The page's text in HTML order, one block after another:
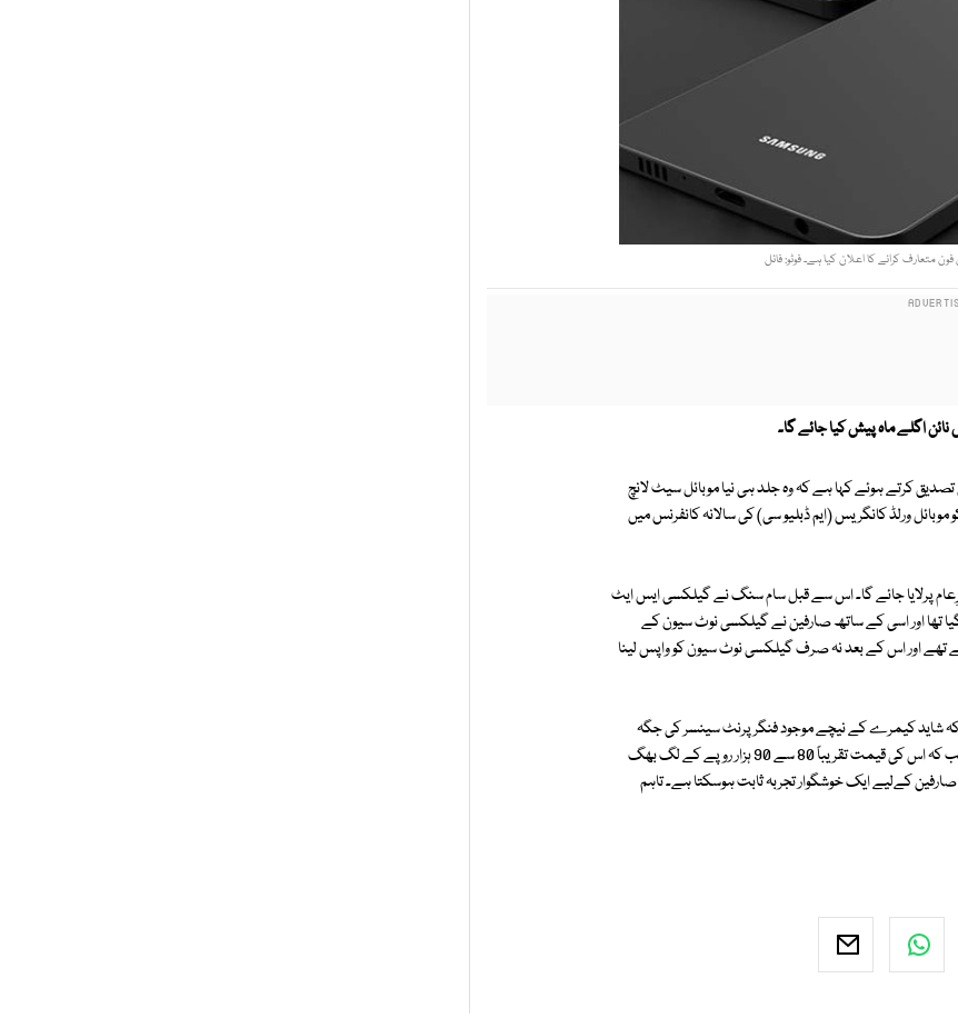
متعارف کرانے کا اعلان کیا ہے۔ فوٹو: فائل
اگلے ماہ پیش کیا جائے گا۔
کرتے ہوئے کہا ہے کہ وہ جلد ہی نیا موبائل سیٹ لانچ
ورلڈ کانگریس (ایم ڈبلیو سی) کی سالانہ کانفرنس میں
پرلایا جائے گا۔ اس سے قبل سام سنگ نے گیلکسی ایس ایٹ
تھا اور اسی کے ساتھ صارفین نے گیلکسی نوٹ سیون کے
تھے اور اس کے بعد نہ صرف گیلکسی نوٹ سیون کو واپس لینا
شاید کیمرے کے نیچے موجود فنگر پرنٹ سینسر کی جگہ
تبدیل کی جائے گی جو صارفین کو پریشان کررہی ہے اور اسے بہتر جگہ لگایا جائے گا جب کہ اس کی قیمت تقریباً 80 سے 90 ہزار روپے کے لگ بھگ
ہے جو کئی لحاظ سے صارفین کےلیے ایک خوشگوار تجربہ ثابت ہوسکتا ہے۔ تاہم